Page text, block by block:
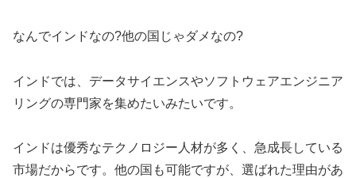
なんでインドなの?他の国じゃダメなの?
インドでは、データサイエンスやソフトウェアエンジニア
リングの専門家を集めたいみたいです。
インドは優秀なテクノロジー人材が多く、急成長している
市場だからです。他の国も可能ですが、選ばれた理由があ